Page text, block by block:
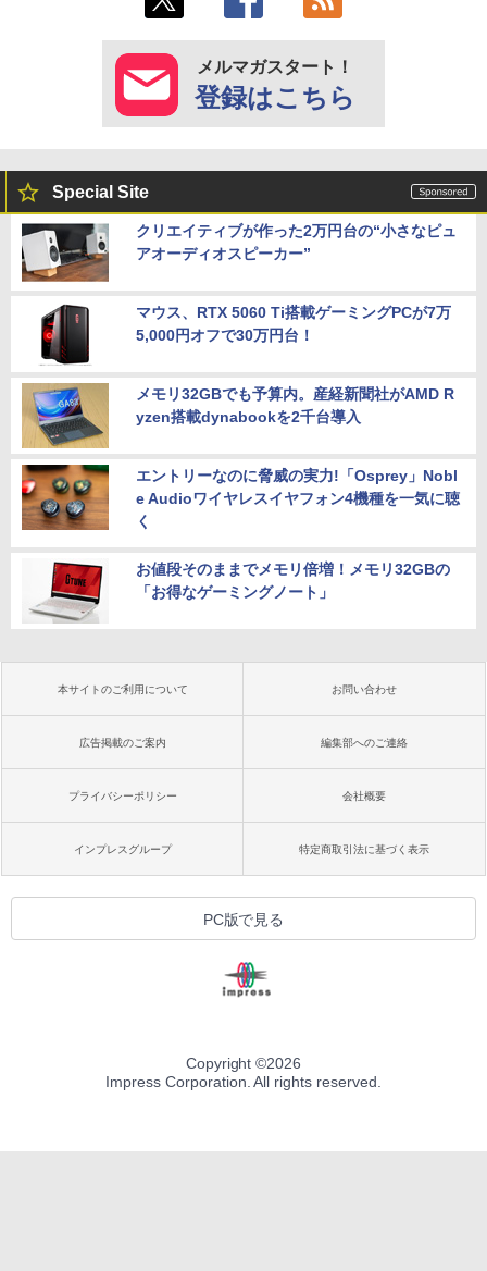
メルマガスタート！
登録はこちら
Special Site
クリエイティブが作った2万円台の“小さなピュ
アオーディオスピーカー”
マウス、RTX 5060 Ti搭載ゲーミングPCが7万
5,000円オフで30万円台！
メモリ32GBでも予算内。産経新聞社がAMD R
yzen搭載dynabookを2千台導入
エントリーなのに脅威の実力!「Osprey」Nobl
e Audioワイヤレスイヤフォン4機種を一気に聴
く
お値段そのままでメモリ倍増！メモリ32GBの
「お得なゲーミングノート」
本サイトのご利用について お問い合わせ
広告掲載のご案内 編集部へのご連絡
プライバシーポリシー 会社概要
インプレスグループ 特定商取引法に基づく表示
PC版で見る
Copyright ©2026
Impress Corporation. All rights reserved.